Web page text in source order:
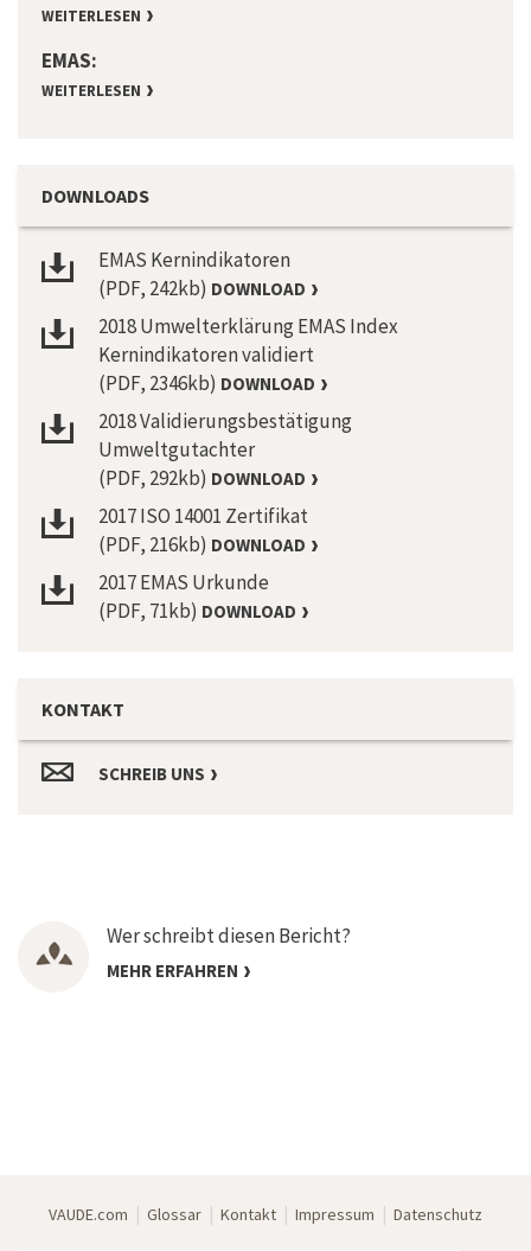
WEITERLESEN
EMAS:
WEITERLESEN
DOWNLOADS
EMAS Kernindikatoren
(PDF, 242kb) DOWNLOAD
2018 Umwelterklärung EMAS Index
Kernindikatoren validiert
(PDF, 2346kb) DOWNLOAD
2018 Validierungsbestätigung
Umweltgutachter
(PDF, 292kb) DOWNLOAD
2017 ISO 14001 Zertifikat
(PDF, 216kb) DOWNLOAD
2017 EMAS Urkunde
(PDF, 71kb) DOWNLOAD
KONTAKT
SCHREIB UNS
Wer schreibt diesen Bericht?
MEHR ERFAHREN
VAUDE.com | Glossar | Kontakt | Impressum | Datenschutz